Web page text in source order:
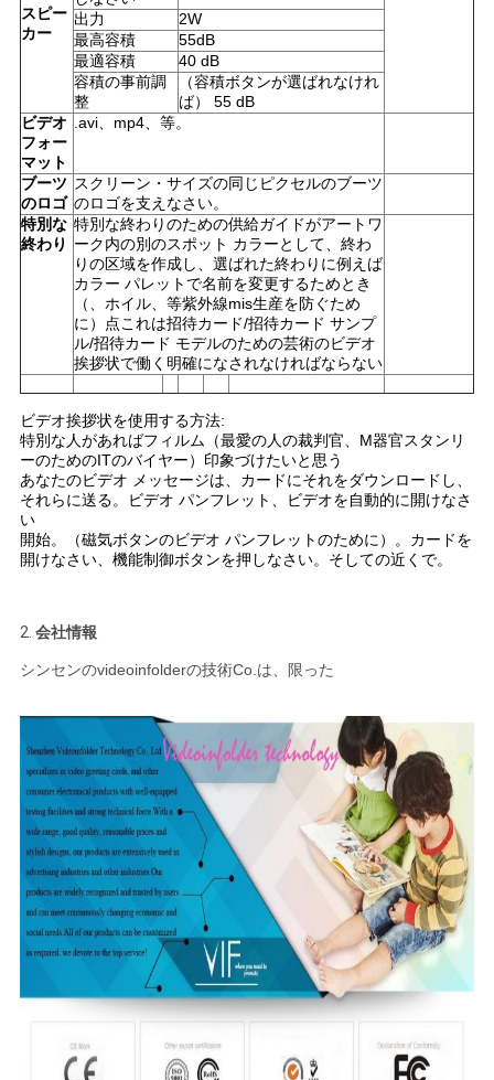
スピー
カー
出力
2W
最高容積
55dB
最適容積
40 dB
容積の事前調
整
（容積ボタンが選ばれなけれ
ば） 55 dB
ビデオ
フォー
マット
.avi、mp4、等。
ブーツ
のロゴ
スクリーン・サイズの同じピクセルのブーツ
のロゴを支えなさい。
特別な
終わり
特別な終わりのための供給ガイドがアートワ
ーク内の別のスポット カラーとして、終わ
りの区域を作成し、選ばれた終わりに例えば
カラー パレットで名前を変更するためとき
（、ホイル、等紫外線mis生産を防ぐため
に）点これは招待カード/招待カード サンプ
ル/招待カード モデルのための芸術のビデオ
挨拶状で働く明確になされなければならない
ビデオ挨拶状を使用する方法:
特別な人があればフィルム（最愛の人の裁判官、M器官スタンリ
ーのためのITのバイヤー）印象づけたいと思う
あなたのビデオ メッセージは、カードにそれをダウンロードし、
それらに送る。ビデオ パンフレット、ビデオを自動的に開けなさ
い
開始。（磁気ボタンのビデオ パンフレットのために）。カードを
開けなさい、機能制御ボタンを押しなさい。そしての近くで。
2. 会社情報
シンセンのvideoinfolderの技術Co.は、限った